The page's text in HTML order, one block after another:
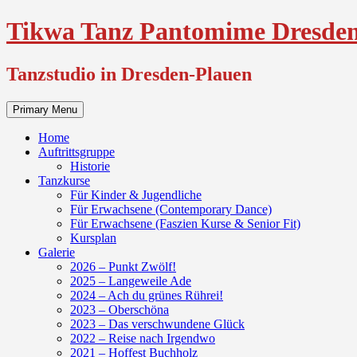
Skip
to
Tikwa Tanz Pantomime
Tanzstudio in Dresden-Plauen
Primary Menu
Home
Auftrittsgruppe
Historie
Tanzkurse
Für Kinder & Jugendliche
Für Erwachsene (Contemporary Dance)
Für Erwachsene (Faszien Kurse & Senior Fit)
Kursplan
Galerie
2026 – Punkt Zwölf!
2025 – Langeweile Ade
2024 – Ach du grünes Rührei!
2023 – Oberschöna
2023 – Das verschwundene Glück
2022 – Reise nach Irgendwo
2021 – Hoffest Buchholz